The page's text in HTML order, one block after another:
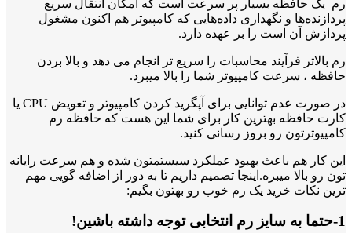
رم یک حافظه بسیار پر سرعت است که امکان انتقال سریع
پردازنده‌ها و نگهداری داده‌هایی که کامپیوتر هم اکنون مشغول
پردازش آن‌ است را بر عهده دارد.
رم بالاتر فرآیند محاسبات را سریع‌ تر انجام می دهد و بالا بردن
حافظه ، سرعت کامپیوتر شما را بالا میبرد.
در صورت عدم توانایی برای آپگرید کردن کامپیوتر و تعویض CPU یا
کارت حافظه بهترین کار برای شما این هست که حافظه رم
کامپیوترتون رو بروز رسانی کنید.
این کار هم باعث بهبود عملکرد سیستمتون شده و هم سرعت رایانه
تون رو بالا میبره.اینجا تصمیم داریم تا به دور از اضافه گویی مهم
ترین نکات خرید یک رم خوب رو بهتون بگیم:
1-حتما به سایز رم انتخابی توجه داشته باشین!